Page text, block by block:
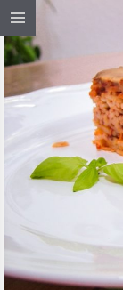
RAKOTT